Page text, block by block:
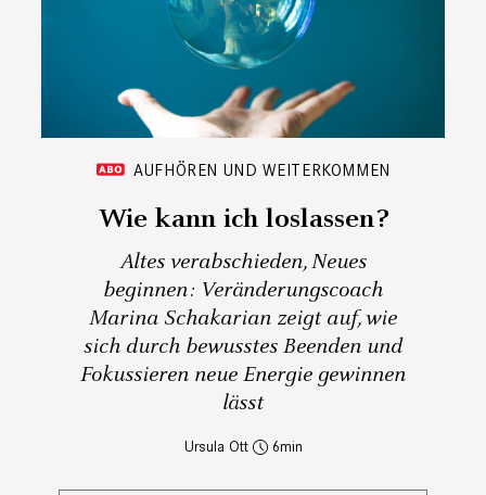
AUFHÖREN UND WEITERKOMMEN
Wie kann ich loslassen?
Altes verabschieden, Neues
beginnen: Veränderungscoach
Marina Schakarian zeigt auf, wie
sich durch bewusstes Beenden und
Fokussieren neue Energie gewinnen
lässt
Ursula Ott 6